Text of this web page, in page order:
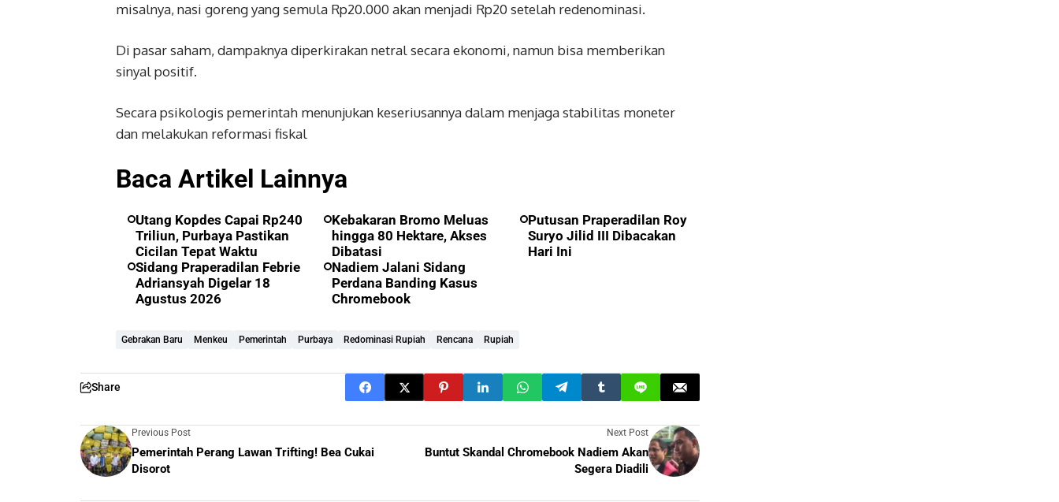
misalnya, nasi goreng yang semula Rp20.000 akan menjadi Rp20 setelah redenominasi.
Di pasar saham, dampaknya diperkirakan netral secara ekonomi, namun bisa memberikan
sinyal positif.
Secara psikologis pemerintah menunjukan keseriusannya dalam menjaga stabilitas moneter
dan melakukan reformasi fiskal
Baca Artikel Lainnya
Utang Kopdes Capai Rp240
Triliun, Purbaya Pastikan
Cicilan Tepat Waktu
Kebakaran Bromo Meluas
hingga 80 Hektare, Akses
Dibatasi
Putusan Praperadilan Roy
Suryo Jilid III Dibacakan
Hari Ini
Sidang Praperadilan Febrie
Adriansyah Digelar 18
Agustus 2026
Nadiem Jalani Sidang
Perdana Banding Kasus
Chromebook
Gebrakan Baru Menkeu Pemerintah Purbaya Redominasi Rupiah Rencana Rupiah
Share
Previous Post
Pemerintah Perang Lawan Trifting! Bea Cukai
Disorot
Next Post
Buntut Skandal Chromebook Nadiem Akan
Segera Diadili